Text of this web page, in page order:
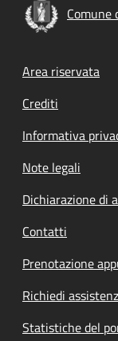
Comune
Footer
Area riservata
Crediti
Informativa
Note legali
Dichiarazione di
Contatti
Prenotazione
Richiedi
Statistiche del